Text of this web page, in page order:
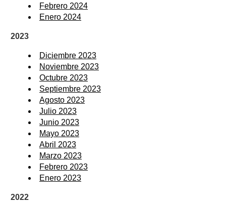
Febrero 2024
Enero 2024
2023
Diciembre 2023
Noviembre 2023
Octubre 2023
Septiembre 2023
Agosto 2023
Julio 2023
Junio 2023
Mayo 2023
Abril 2023
Marzo 2023
Febrero 2023
Enero 2023
2022